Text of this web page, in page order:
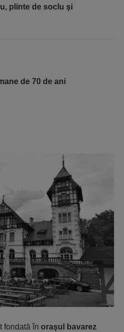
plinte de soclu şi
de 70 de ani
fondată în oraşul bavarez